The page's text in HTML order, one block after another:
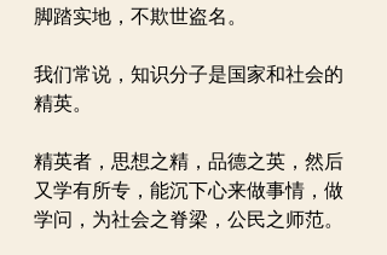
脚踏实地，不欺世盗名。
我们常说，知识分子是国家和社会的
精英。
精英者，思想之精，品德之英，然后
又学有所专，能沉下心来做事情，做
学问，为社会之脊梁，公民之师范。